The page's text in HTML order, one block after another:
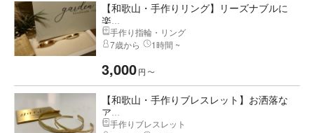
【和歌山・手作りリング】リーズナブルに
楽...
手作り指輪・リング
7歳から
1時間 ~
3,000円 〜
【和歌山・手作りブレスレット】お洒落な
ア...
手作りブレスレット